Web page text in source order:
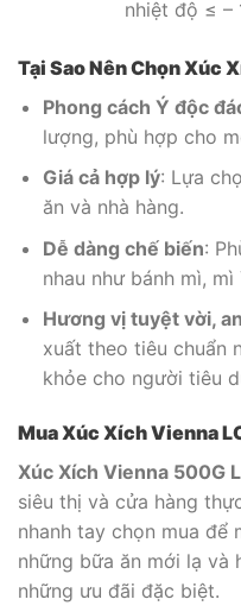
nhiệt độ ≤ –
Tại Sao Nên Chọn Xúc
Phong cách Ý độc
lượng, phù hợp cho
Giá cả hợp lý: Lựa
ăn và nhà hàng.
Dễ dàng chế biến:
nhau như bánh mì, mì
Hương vị tuyệt vời,
xuất theo tiêu chuẩn
khỏe cho người tiêu
Mua Xúc Xích Vienna
Xúc Xích Vienna 500G
siêu thị và cửa hàng
nhanh tay chọn mua để
những bữa ăn mới lạ và
những ưu đãi đặc biệt.